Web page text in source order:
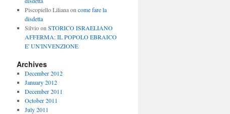
Piscopiello Lilianaon come fare la
disdetta
Silvioon STORICO ISRAELIANO
AFFERMA: IL POPOLO EBRAICO
E' UN'INVENZIONE
Archives
December 2012
January 2012
December 2011
October 2011
July 2011